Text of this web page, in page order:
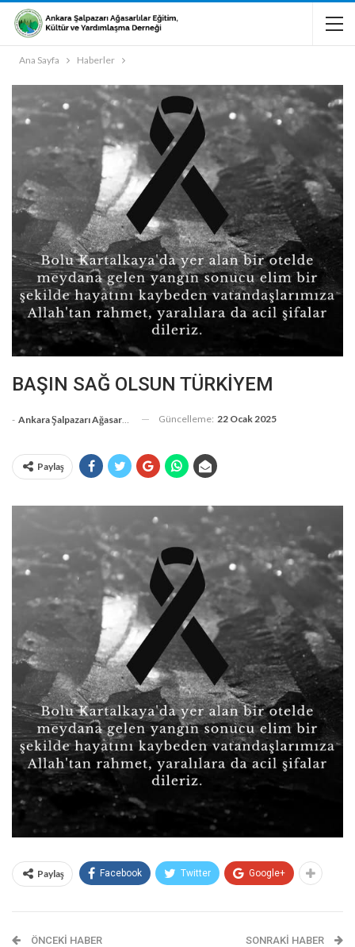
Ana Sayfa Haberler
BAŞIN SAĞ OLSUN TÜRKİYEM
- Ankara Şalpazarı Ağasarlılar Eğitim Kültür Ve Dayanışma Derneği Güncelleme: 22 Ocak 2025
Paylaş
Paylaş Facebook Twitter Google+
ÖNCEKI HABER SONRAKI HABER